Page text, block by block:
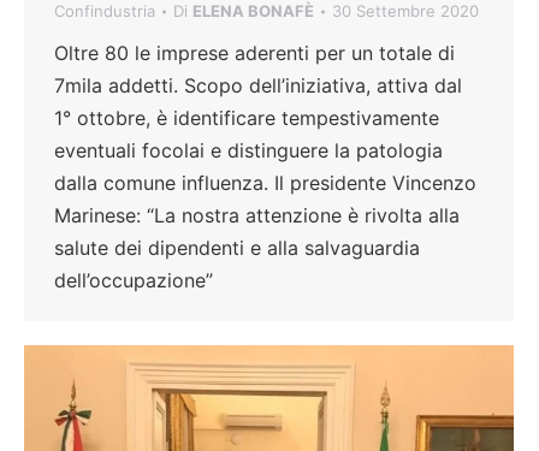
Confindustria Di ELENA BONAFÈ 30 Settembre 2020
Oltre 80 le imprese aderenti per un totale di
7mila addetti. Scopo dell’iniziativa, attiva dal
1° ottobre, è identificare tempestivamente
eventuali focolai e distinguere la patologia
dalla comune influenza. Il presidente Vincenzo
Marinese: “La nostra attenzione è rivolta alla
salute dei dipendenti e alla salvaguardia
dell’occupazione”